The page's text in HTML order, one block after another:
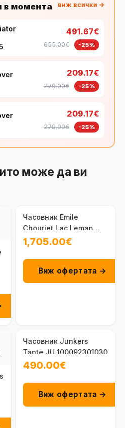
в момента виж всички →
491.67€
655.00€ -25%
209.17€
279.00€ -25%
209.17€
279.00€ -25%
може да ви
Часовник Emile
Chouriet Lac Leman
08.1172.G.6.6.N8.6
1,705.00€
Виж офертата →
Часовник Junkers
Tante JU 100092301030
490.00€
Виж офертата →